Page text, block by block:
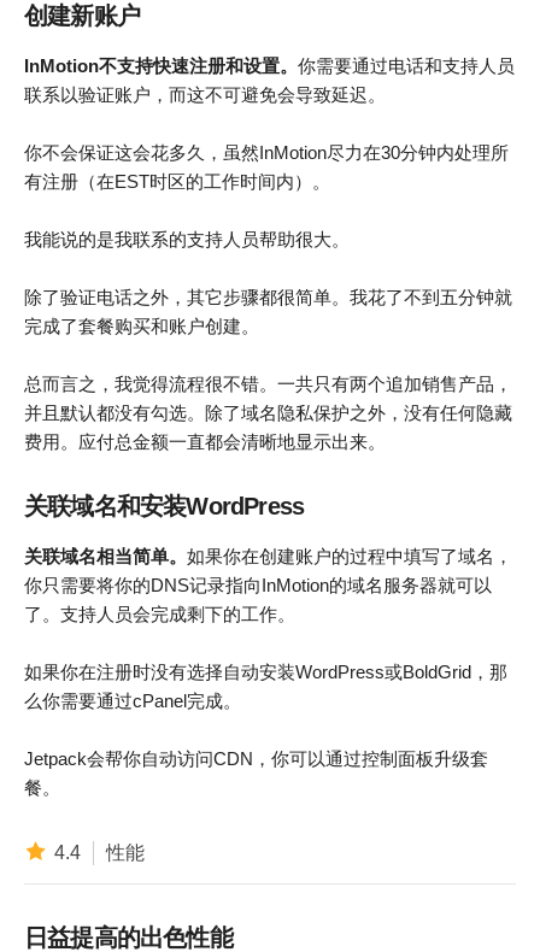
创建新账户
InMotion不支持快速注册和设置。 你需要通过电话和支持人员
联系以验证账户，而这不可避免会导致延迟。
你不会保证这会花多久，虽然InMotion尽力在30分钟内处理所
有注册（在EST时区的工作时间内）。
我能说的是我联系的支持人员帮助很大。
除了验证电话之外，其它步骤都很简单。我花了不到五分钟就
完成了套餐购买和账户创建。
总而言之，我觉得流程很不错。一共只有两个追加销售产品，
并且默认都没有勾选。除了域名隐私保护之外，没有任何隐藏
费用。应付总金额一直都会清晰地显示出来。
关联域名和安装WordPress
关联域名相当简单。 如果你在创建账户的过程中填写了域名，
你只需要将你的DNS记录指向InMotion的域名服务器就可以
了。支持人员会完成剩下的工作。
如果你在注册时没有选择自动安装WordPress或BoldGrid，那
么你需要通过cPanel完成。
Jetpack会帮你自动访问CDN，你可以通过控制面板升级套
餐。
4.4 性能
日益提高的出色性能